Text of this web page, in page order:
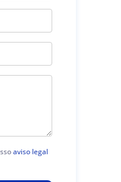
aviso legal